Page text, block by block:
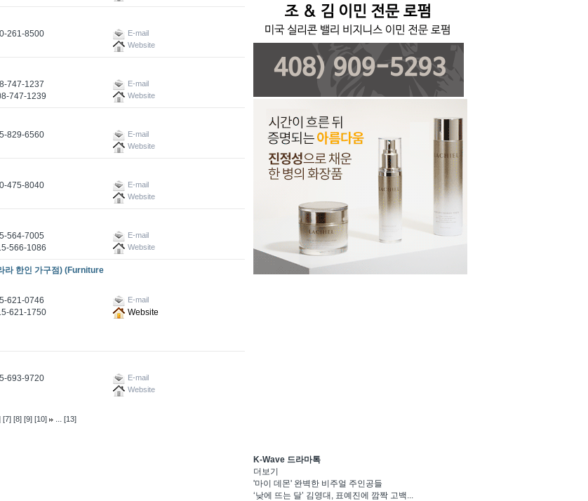
261-8500
E-mail
Website
747-1237 E-mail
747-1239 Website
829-6560
E-mail
Website
475-8040
E-mail
Website
564-7005 E-mail
566-1086 Website
라 한인 가구점) (Furniture
621-0746 E-mail
621-1750
Website
693-9720
E-mail
Website
[7] [8] [9] [10] ... [13]
K-Wave 드라마톡
더보기
'마이 데몬' 완벽한 비주얼 주인공들
‘낮에 뜨는 달’ 김영대, 표예진에 깜짝 고백...